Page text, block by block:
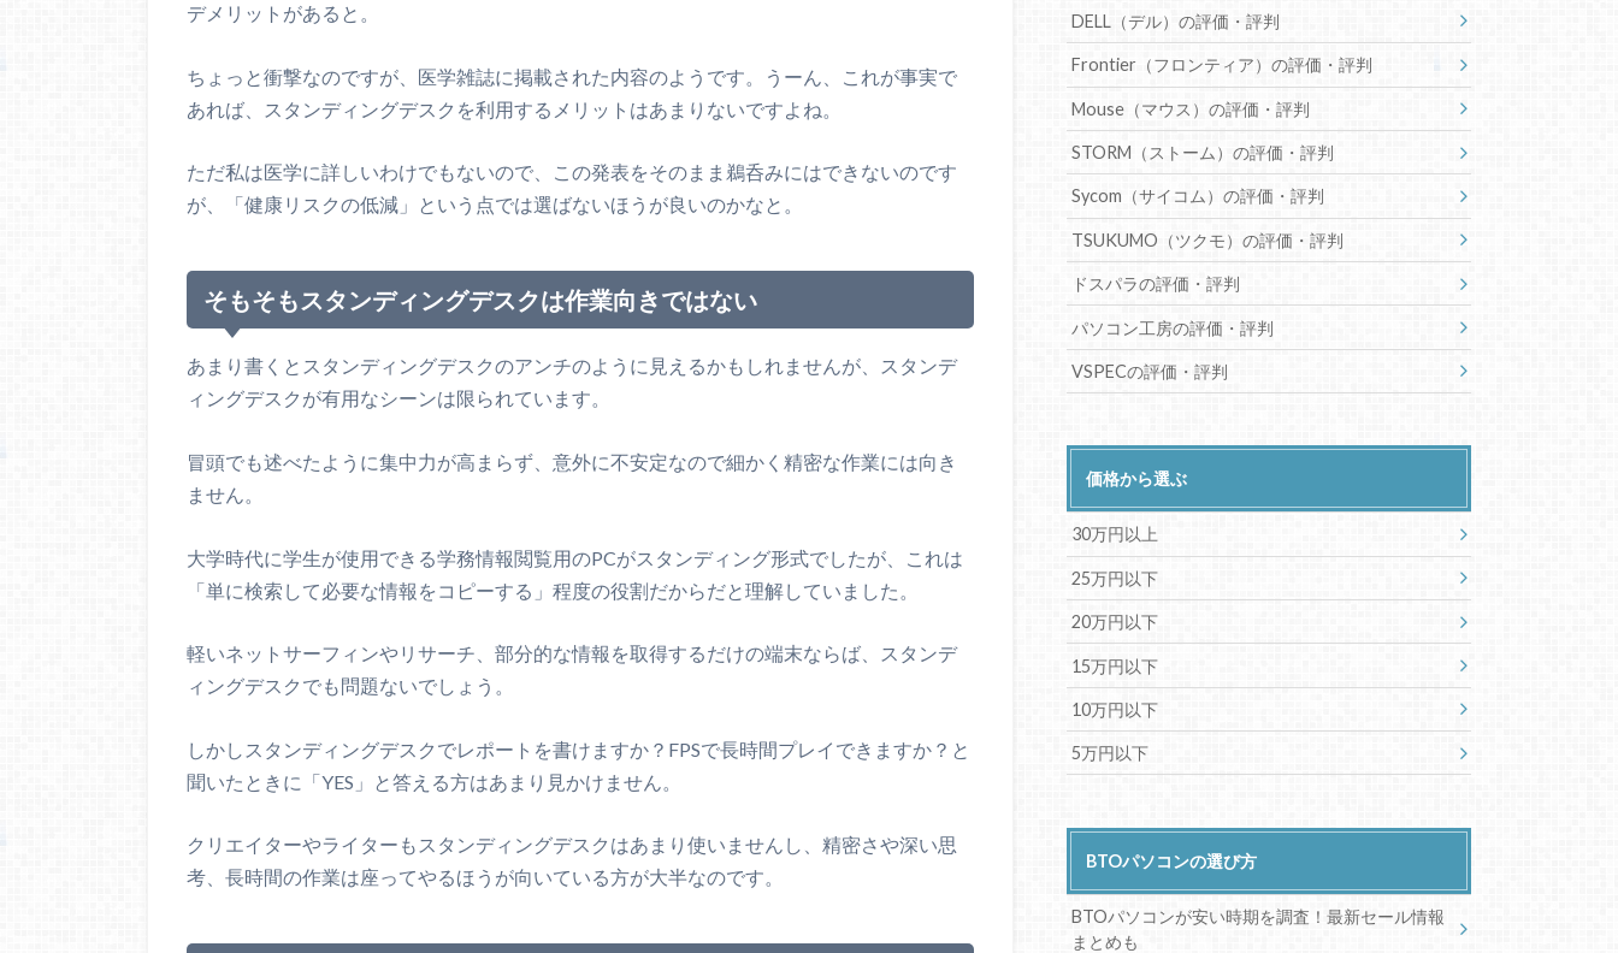
デメリットがあると。
ちょっと衝撃なのですが、医学雑誌に掲載された内容のようです。うーん、これが事実で
あれば、スタンディングデスクを利用するメリットはあまりないですよね。
ただ私は医学に詳しいわけでもないので、この発表をそのまま鵜呑みにはできないのです
が、「健康リスクの低減」という点では選ばないほうが良いのかなと。
そもそもスタンディングデスクは作業向きではない
あまり書くとスタンディングデスクのアンチのように見えるかもしれませんが、スタンデ
ィングデスクが有用なシーンは限られています。
冒頭でも述べたように集中力が高まらず、意外に不安定なので細かく精密な作業には向き
ません。
大学時代に学生が使用できる学務情報閲覧用のPCがスタンディング形式でしたが、これは
「単に検索して必要な情報をコピーする」程度の役割だからだと理解していました。
軽いネットサーフィンやリサーチ、部分的な情報を取得するだけの端末ならば、スタンデ
ィングデスクでも問題ないでしょう。
しかしスタンディングデスクでレポートを書けますか？FPSで長時間プレイできますか？と
聞いたときに「YES」と答える方はあまり見かけません。
クリエイターやライターもスタンディングデスクはあまり使いませんし、精密さや深い思
考、長時間の作業は座ってやるほうが向いている方が大半なのです。
DELL（デル）の評価・評判
Frontier（フロンティア）の評価・評判
Mouse（マウス）の評価・評判
STORM（ストーム）の評価・評判
Sycom（サイコム）の評価・評判
TSUKUMO（ツクモ）の評価・評判
ドスパラの評価・評判
パソコン工房の評価・評判
VSPECの評価・評判
価格から選ぶ
30万円以上
25万円以下
20万円以下
15万円以下
10万円以下
5万円以下
BTOパソコンの選び方
BTOパソコンが安い時期を調査！最新セール情報
まとめも